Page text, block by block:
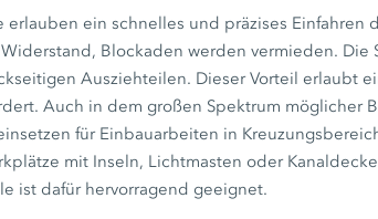
erlauben ein schnelles und präzises
Blockaden werden vermieden.
Ausziehteilen. Dieser Vorteil erlaubt
Auch in dem großen Spektrum
für Einbauarbeiten in
mit Inseln, Lichtmasten oder
ist dafür hervorragend geeignet.